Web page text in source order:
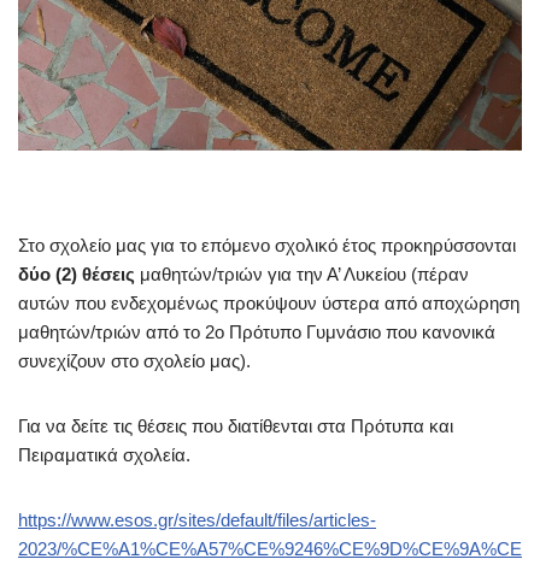
Στο σχολείο μας για το επόμενο σχολικό έτος προκηρύσσονται
δύο (2) θέσεις μαθητών/τριών για την Α’ Λυκείου (πέραν
αυτών που ενδεχομένως προκύψουν ύστερα από αποχώρηση
μαθητών/τριών από το 2ο Πρότυπο Γυμνάσιο που κανονικά
συνεχίζουν στο σχολείο μας).
Για να δείτε τις θέσεις που διατίθενται στα Πρότυπα και
Πειραματικά σχολεία.
https://www.esos.gr/sites/default/files/articles-
2023/%CE%A1%CE%A57%CE%9246%CE%9D%CE%9A%CE